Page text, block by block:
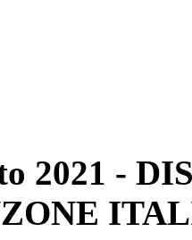
2021 -